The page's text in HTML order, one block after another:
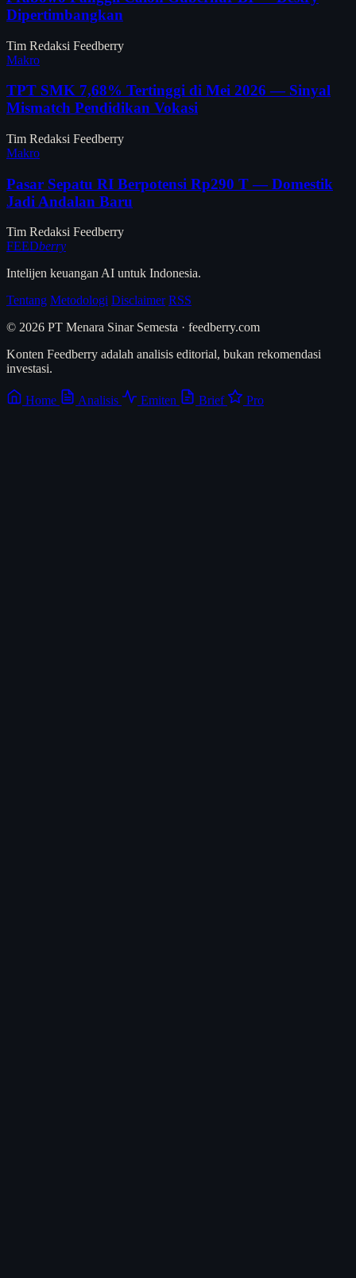
Dipertimbangkan
Tim Redaksi Feedberry
Makro
TPT SMK 7,68% Tertinggi di Mei 2026 — Sinyal
Mismatch Pendidikan Vokasi
Tim Redaksi Feedberry
Makro
Pasar Sepatu RI Berpotensi Rp290 T — Domestik
Jadi Andalan Baru
Tim Redaksi Feedberry
FEEDberry
Intelijen keuangan AI untuk Indonesia.
Tentang Metodologi Disclaimer RSS
© 2026 PT Menara Sinar Semesta · feedberry.com
Konten Feedberry adalah analisis editorial, bukan rekomendasi
investasi.
Home Analisis Emiten Brief Pro